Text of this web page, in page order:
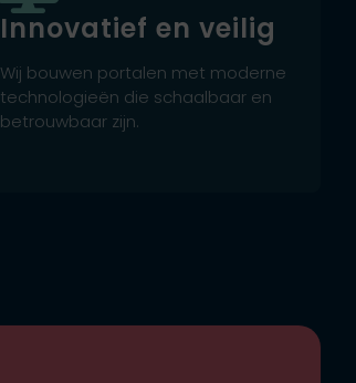
Innovatief en veilig
Wij bouwen portalen met moderne
technologieën die schaalbaar en
betrouwbaar zijn.